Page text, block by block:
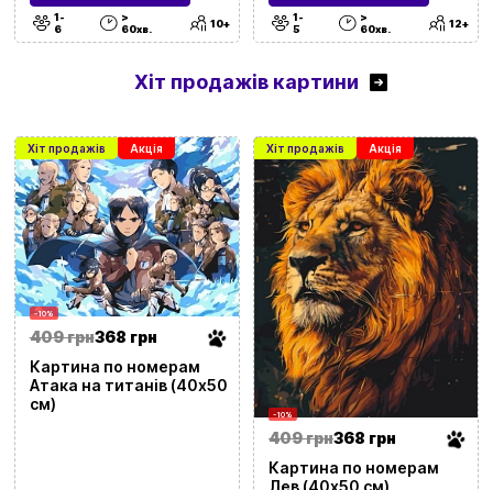
1-
6
>
60хв.
10+
1-
5
>
60хв.
12+
Хіт продажів картини
Хіт продажів Акція
-10%
409 грн368 грн
Картина по номерам
Атака на титанів (40х50
см)
Хіт продажів Акція
-10%
409 грн368 грн
Картина по номерам